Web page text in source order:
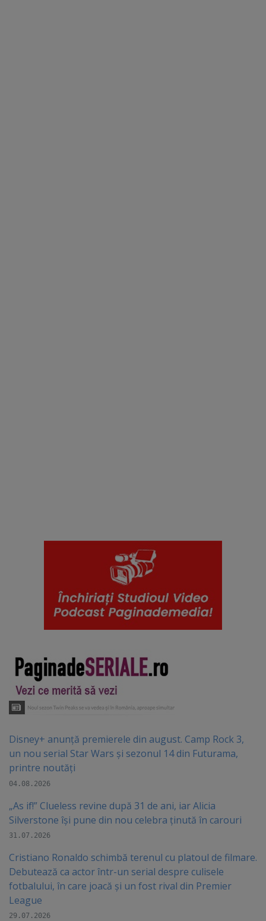
Disney+ anunță premierele din august. Camp Rock 3,
un nou serial Star Wars și sezonul 14 din Futurama,
printre noutăți
04.08.2026
„As if!” Clueless revine după 31 de ani, iar Alicia
Silverstone își pune din nou celebra ținută în carouri
31.07.2026
Cristiano Ronaldo schimbă terenul cu platoul de filmare.
Debutează ca actor într-un serial despre culisele
fotbalului, în care joacă şi un fost rival din Premier
League
29.07.2026